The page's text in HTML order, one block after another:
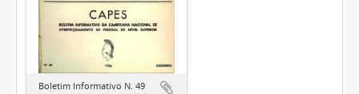
Boletim Informativo N. 49